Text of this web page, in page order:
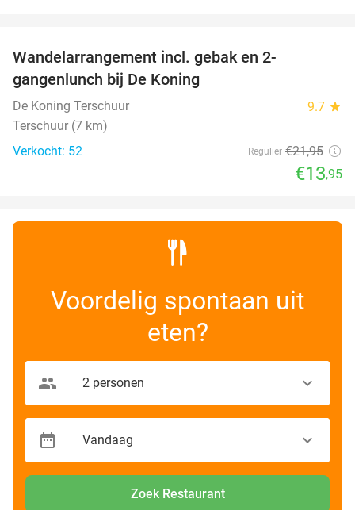
Wandelarrangement incl. gebak en 2-
gangenlunch bij De Koning
De Koning Terschuur 9.7 star
Terschuur (7 km)
Verkocht: 52
Regulier €21,95
€13,95
Voordelig spontaan uit
eten?
Zoek Restaurant